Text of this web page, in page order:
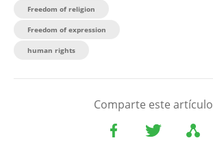
Freedom of religion
Freedom of expression
human rights
Comparte este artículo